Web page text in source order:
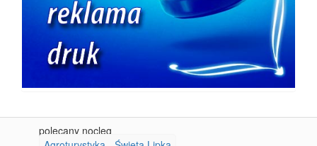
polecany nocleg